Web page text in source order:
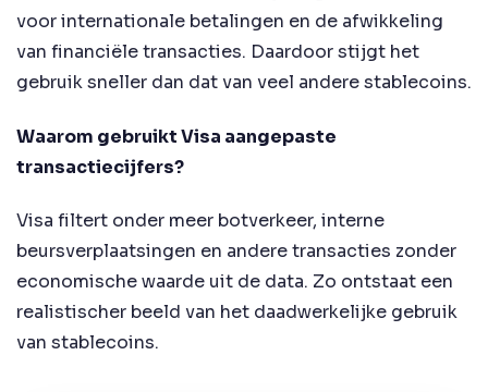
voor internationale betalingen en de afwikkeling
van financiële transacties. Daardoor stijgt het
gebruik sneller dan dat van veel andere stablecoins.
Waarom gebruikt Visa aangepaste
transactiecijfers?
Visa filtert onder meer botverkeer, interne
beursverplaatsingen en andere transacties zonder
economische waarde uit de data. Zo ontstaat een
realistischer beeld van het daadwerkelijke gebruik
van stablecoins.